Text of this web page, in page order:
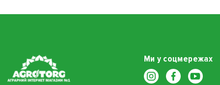
Ми у соцмережах